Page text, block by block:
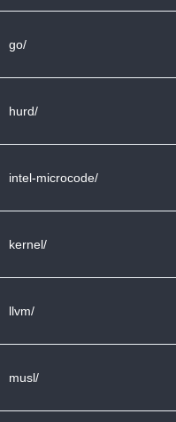
go/
hurd/
intel-microcode/
kernel/
llvm/
musl/